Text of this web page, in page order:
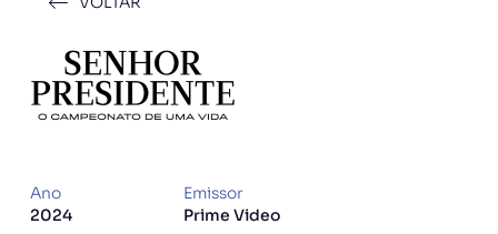
Ano
2024
Emissor
Prime Video